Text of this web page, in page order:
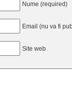
Nume (required)
Email (nu va fi
Site web